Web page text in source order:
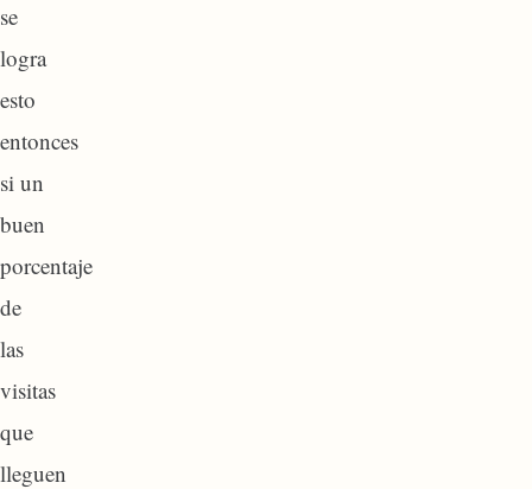
se
logra
esto
entonces
si un
buen
porcentaje
de
las
visitas
que
lleguen